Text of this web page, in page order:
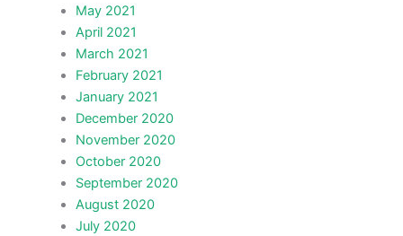
May 2021
April 2021
March 2021
February 2021
January 2021
December 2020
November 2020
October 2020
September 2020
August 2020
July 2020